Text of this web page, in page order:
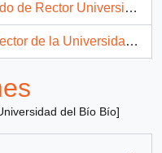
bio al haberse cumplido un año de Gobierno de Aylwin]
la Frontera a S.E. El Presidente De La República]
del Bío Bío]